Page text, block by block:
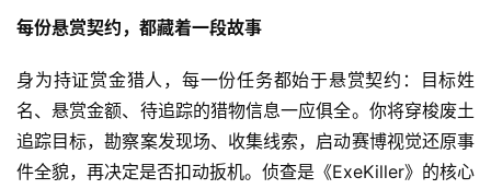
业
手
机
游
每份悬赏契约，都藏着一段故事
身为持证赏金猎人，每一份任务都始于悬赏契约：目标姓
名、悬赏金额、待追踪的猎物信息一应俱全。你将穿梭废土
追踪目标，勘察案发现场、收集线索，启动赛博视觉还原事
件全貌，再决定是否扣动扳机。侦查是《ExeKiller》的核心